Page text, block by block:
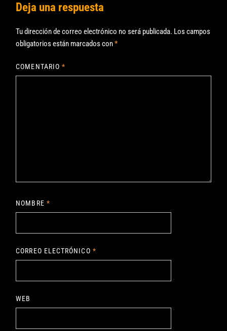
Deja una respuesta
Tu dirección de correo electrónico no será publicada. Los campos
obligatorios están marcados con*
COMENTARIO*
NOMBRE *
CORREO ELECTRÓNICO *
WEB